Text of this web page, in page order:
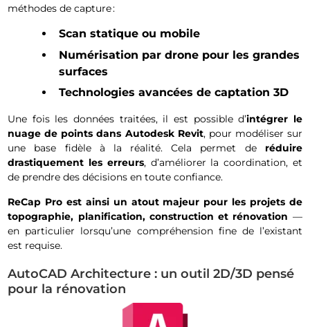
méthodes de capture :
Scan statique ou mobile
Numérisation par drone pour les grandes
surfaces
Technologies avancées de captation 3D
Une fois les données traitées, il est possible d’intégrer le
nuage de points dans Autodesk Revit, pour modéliser sur
une base fidèle à la réalité. Cela permet de réduire
drastiquement les erreurs, d’améliorer la coordination, et
de prendre des décisions en toute confiance.
ReCap Pro est ainsi un atout majeur pour les projets de
topographie, planification, construction et rénovation —
en particulier lorsqu’une compréhension fine de l’existant
est requise.
AutoCAD Architecture : un outil 2D/3D pensé
pour la rénovation